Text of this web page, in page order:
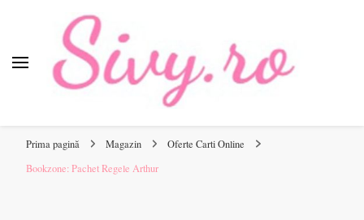
online pentru tine.
Prima pagină Magazin
Oferte Carti Online
Bookzone: Pachet Regele Arthur